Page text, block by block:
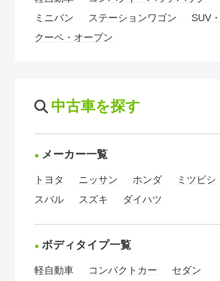
ミニバン
ステーションワゴン
SUV
クーペ・オープン
中古車を探す
メーカー一覧
トヨタ ニッサン ホンダ
ミツビシ
スバル
スズキ ダイハツ
ボディタイプ一覧
軽自動車 コンパクトカー
セダン